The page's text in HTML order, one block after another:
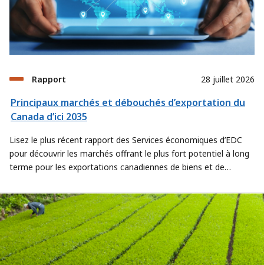
Rapport 28 juillet 2026
Principaux marchés et débouchés d’exportation du
Canada d’ici 2035
Lisez le plus récent rapport des Services économiques d’EDC
pour découvrir les marchés offrant le plus fort potentiel à long
terme pour les exportations canadiennes de biens et de